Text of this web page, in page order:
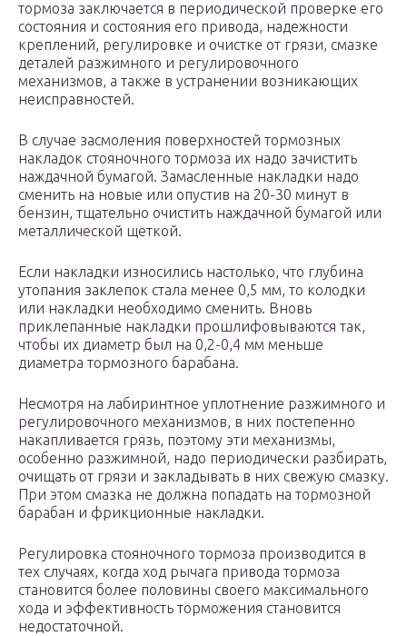
тормоза заключается в периодической проверке его
состояния и состояния его привода, надежности
креплений, регулировке и очистке от грязи, смазке
деталей разжимного и регулировочного
механизмов, а также в устранении возникающих
неисправностей.
В случае засмоления поверхностей тормозных
накладок стояночного тормоза их надо зачистить
наждачной бумагой. Замасленные накладки надо
сменить на новые или опустив на 20-30 минут в
бензин, тщательно очистить наждачной бумагой или
металлической щеткой.
Если накладки износились настолько, что глубина
утопания заклепок стала менее 0,5 мм, то колодки
или накладки необходимо сменить. Вновь
приклепанные накладки прошлифовываются так,
чтобы их диаметр был на 0,2-0,4 мм меньше
диаметра тормозного барабана.
Несмотря на лабиринтное уплотнение разжимного и
регулировочного механизмов, в них постепенно
накапливается грязь, поэтому эти механизмы,
особенно разжимной, надо периодически разбирать,
очищать от грязи и закладывать в них свежую смазку.
При этом смазка не должна попадать на тормозной
барабан и фрикционные накладки.
Регулировка стояночного тормоза производится в
тех случаях, когда ход рычага привода тормоза
становится более половины своего максимального
хода и эффективность торможения становится
недостаточной.